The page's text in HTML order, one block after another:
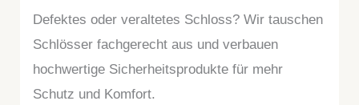
Defektes oder veraltetes Schloss? Wir tauschen
Schlösser fachgerecht aus und verbauen
hochwertige Sicherheitsprodukte für mehr
Schutz und Komfort.